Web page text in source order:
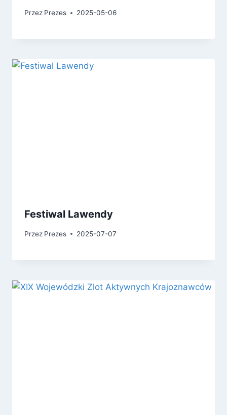
Przez Prezes 2025-05-06
Festiwal Lawendy
Przez Prezes 2025-07-07